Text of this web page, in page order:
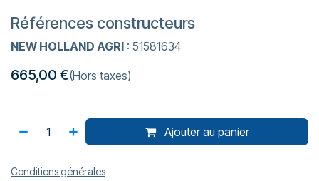
Références constructeurs
NEW HOLLAND AGRI : 51581634
665,00 €(Hors taxes)
Ajouter au panier
Conditions générales